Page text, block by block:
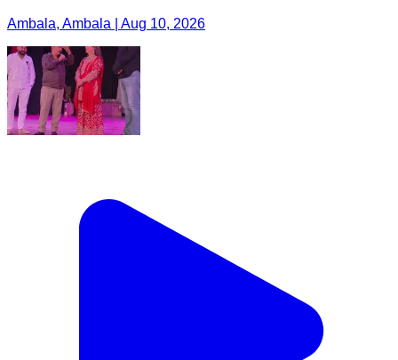
Ambala, Ambala | Aug 10, 2026